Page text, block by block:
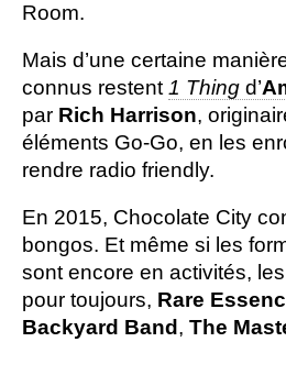
Room.
Mais d’une certaine
connus restent 1 Thing d’
par Rich Harrison,
éléments Go-Go, en les
rendre radio friendly.
En 2015, Chocolate City
bongos. Et même si les
sont encore en activités,
pour toujours, Rare
Backyard Band , The